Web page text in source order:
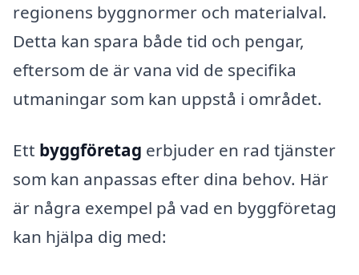
regionens byggnormer och materialval.
Detta kan spara både tid och pengar,
eftersom de är vana vid de specifika
utmaningar som kan uppstå i området.
Ett byggföretag erbjuder en rad tjänster
som kan anpassas efter dina behov. Här
är några exempel på vad en byggföretag
kan hjälpa dig med: